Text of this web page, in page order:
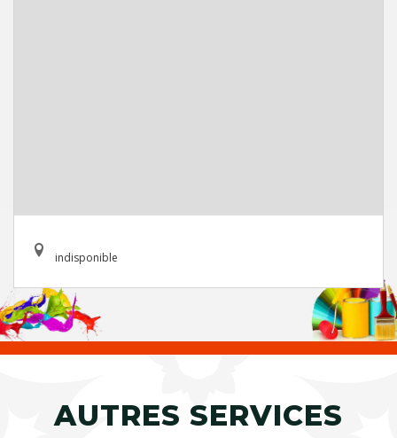
indisponible
AUTRES SERVICES